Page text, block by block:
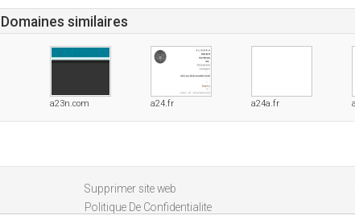
Domaines similaires
a23n.com a24.fr a24a.fr
Supprimer site web
Politique De Confidentialite